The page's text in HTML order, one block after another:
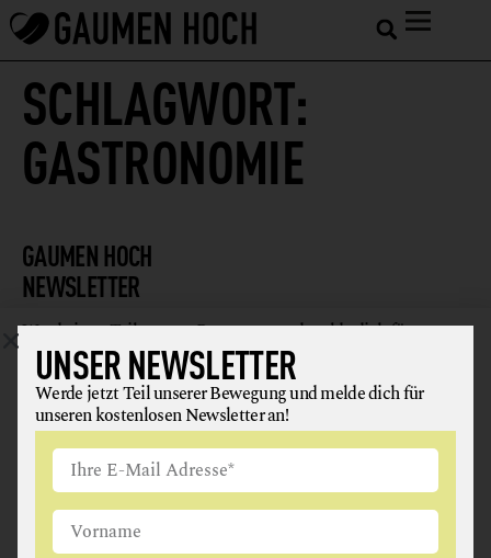
SCHLAGWORT:
GASTRONOMIE
GAUMEN HOCH
NEWSLETTER
Werde jetzt Teil unserer Bewegung und melde dich für
unseren kostenlosen Newsletter an!
UNSER NEWSLETTER
Werde jetzt Teil unserer Bewegung und melde dich für
unseren kostenlosen Newsletter an!